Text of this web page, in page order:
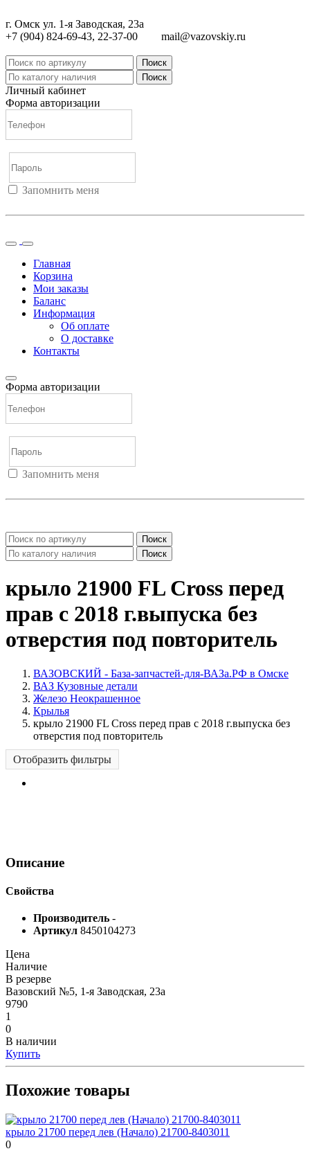
г. Омск ул. 1-я Заводская, 23а
+7 (904) 824-69-43, 22-37-00
mail@vazovskiy.ru
Поиск
Поиск
Личный кабинет
Форма авторизации
Запомнить меня
Главная
Корзина
Мои заказы
Баланс
Информация
Об оплате
О доставке
Контакты
Форма авторизации
Запомнить меня
Поиск
Поиск
крыло 21900 FL Cross перед
прав с 2018 г.выпуска без
отверстия под повторитель
ВАЗОВСКИЙ - База-запчастей-для-ВАЗа.РФ в Омске
ВАЗ Кузовные детали
Железо Неокрашенное
Крылья
крыло 21900 FL Cross перед прав с 2018 г.выпуска без
отверстия под повторитель
Отобразить фильтры
Описание
Свойства
Производитель -
Артикул 8450104273
Цена
Наличие
В резерве
Вазовский №5, 1-я Заводская, 23а
9790
1
0
В наличии
Купить
Похожие товары
крыло 21700 перед лев (Начало) 21700-8403011
0